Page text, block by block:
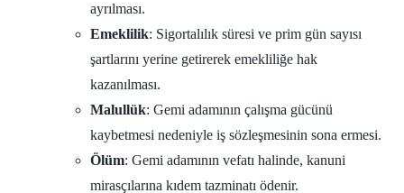
ayrılması.
Emeklilik: Sigortalılık süresi ve prim gün sayısı
şartlarını yerine getirerek emekliliğe hak
kazanılması.
Malullük: Gemi adamının çalışma gücünü
kaybetmesi nedeniyle iş sözleşmesinin sona ermesi.
Ölüm: Gemi adamının vefatı halinde, kanuni
mirasçılarına kıdem tazminatı ödenir.